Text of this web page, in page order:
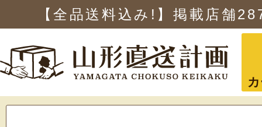
【全品送料込み!】掲載店舗